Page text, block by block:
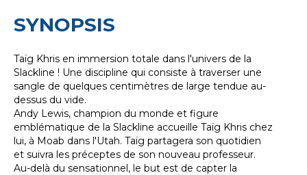
SYNOPSIS
Taïg Khris en immersion totale dans l'univers de la
Slackline ! Une discipline qui consiste à traverser une
sangle de quelques centimètres de large tendue au-
dessus du vide.
Andy Lewis, champion du monde et figure
emblématique de la Slackline accueille Taïg Khris chez
lui, à Moab dans l'Utah. Taïg partagera son quotidien
et suivra les préceptes de son nouveau professeur.
Au-delà du sensationnel, le but est de capter la